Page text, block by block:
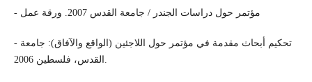
- مؤتمر حول دراسات الجندر / جامعة القدس 2007. ورقة عمل
- تحكيم أبحاث مقدمة في مؤتمر حول اللاجئين (الواقع والآفاق): جامعة